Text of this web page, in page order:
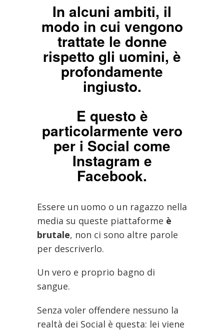
In alcuni ambiti, il
modo in cui vengono
trattate le donne
rispetto gli uomini, è
profondamente
ingiusto.
E questo è
particolarmente vero
per i Social come
Instagram e
Facebook.
Essere un uomo o un ragazzo nella
media su queste piattaforme è
brutale, non ci sono altre parole
per descriverlo.
Un vero e proprio bagno di
sangue.
Senza voler offendere nessuno la
realtà dei Social è questa: lei viene